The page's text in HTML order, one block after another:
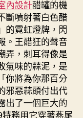
內設計醋罐的機
斷噴射著白色醋
的霓虹燈牌，閃
。王醋狂的聲音
弄，刺耳得像是
氣味的蒜泥，是
你將為你那百分
邪惡蒜頭付出代
出了一個巨大的
務用它穿著燕尾